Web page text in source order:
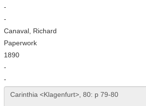
-
-
Canaval, Richard
Paperwork
1890
-
-